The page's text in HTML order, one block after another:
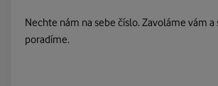
Nechte nám na sebe číslo. Zavoláme vám a
poradíme.